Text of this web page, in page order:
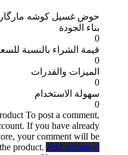
حوض غسیل کوشه
بناء الجودة
0
قيمة الشراء بالنسبة
0
الميزات والقدرات
0
سهولة الاستخدام
0
To post a comment,
If you have already
your comment will be
product. Add comment